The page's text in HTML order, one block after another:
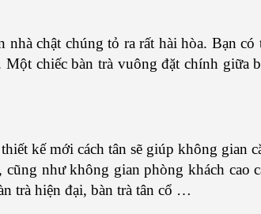
chật chúng tỏ ra rất hài hòa. Bạn
chiếc bàn trà vuông đặt chính giữa
kế mới cách tân sẽ giúp không gian
như không gian phòng khách cao
trà hiện đại, bàn trà tân cổ …